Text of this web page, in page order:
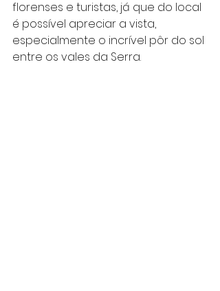
florenses e turistas, já que do local
é possível apreciar a vista,
especialmente o incrível pôr do sol
entre os vales da Serra.